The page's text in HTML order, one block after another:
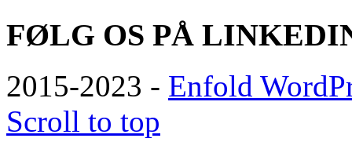
FØLG OS PÅ
2015-2023 - Enfold
Scroll to top